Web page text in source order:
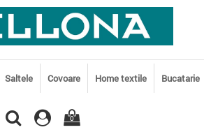
Saltele Covoare Home textile Bucatarie
0